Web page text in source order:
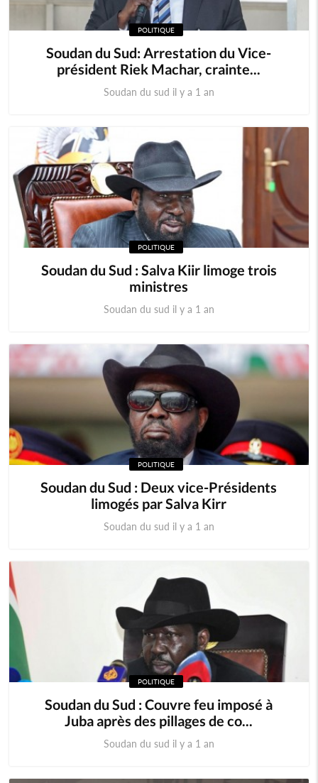
POLITIQUE
Soudan du Sud: Arrestation du Vice-
président Riek Machar, crainte...
Soudan du sud il y a 1 an
POLITIQUE
Soudan du Sud : Salva Kiir limoge trois
ministres
Soudan du sud il y a 1 an
POLITIQUE
Soudan du Sud : Deux vice-Présidents
limogés par Salva Kirr
Soudan du sud il y a 1 an
POLITIQUE
Soudan du Sud : Couvre feu imposé à
Juba après des pillages de co...
Soudan du sud il y a 1 an